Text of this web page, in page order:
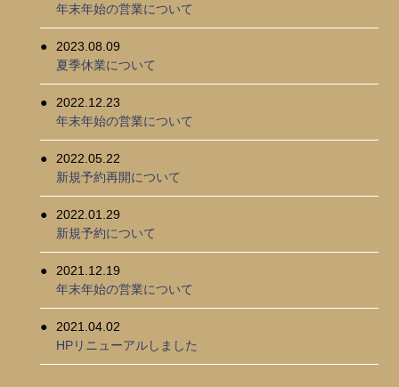
年末年始の営業について
2023.08.09
夏季休業について
2022.12.23
年末年始の営業について
2022.05.22
新規予約再開について
2022.01.29
新規予約について
2021.12.19
年末年始の営業について
2021.04.02
HPリニューアルしました